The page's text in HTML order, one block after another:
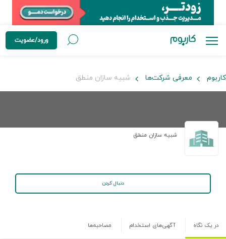
ورود/عضویت
کاربوم معرفی شرکت‌ها شبیه سازان منطق
شبیه سازان منطق
دنبال کردن
در یک نگاه آگهی‌های استخدام مصاحبه‌ها